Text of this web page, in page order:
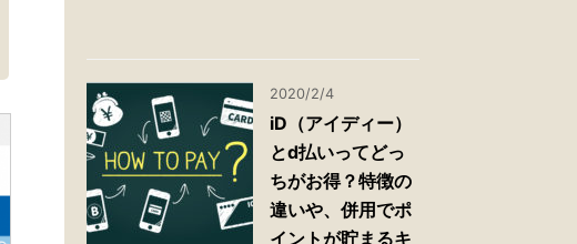
2020/2/4
iD（アイディー）
とd払いってどっ
ちがお得？特徴の
違いや、併用でポ
イントが貯まるキ